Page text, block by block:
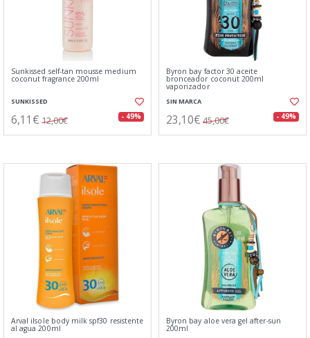
Sunkissed self-tan mousse medium
coconut fragrance 200ml
SUNKISSED
6,11€ 12,00€ - 49%
Byron bay factor 30 aceite
bronceador coconut 200ml
vaporizador
SIN MARCA
23,10€ 45,00€ - 49%
Arval ilsole body milk spf30 resistente
al agua 200ml
Byron bay aloe vera gel after-sun
200ml